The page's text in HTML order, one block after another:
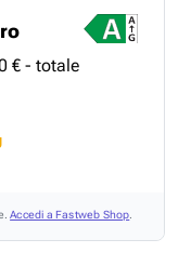
€ - totale
Accedi a Fastweb Shop